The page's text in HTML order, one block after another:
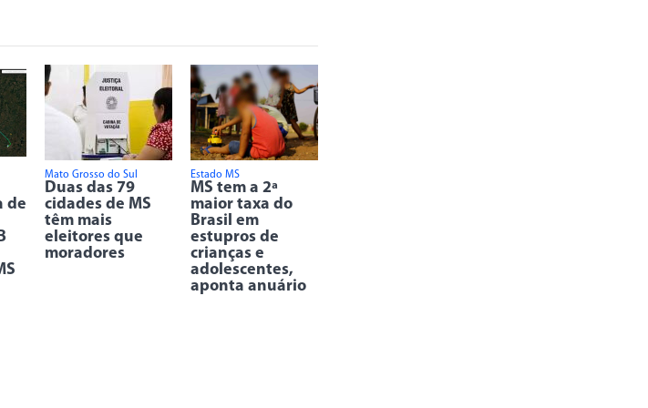
de
Mato Grosso do Sul
Duas das 79
cidades de MS
têm mais
eleitores que
moradores
Estado MS
MS tem a 2ª
maior taxa do
Brasil em
estupros de
crianças e
adolescentes,
aponta anuário